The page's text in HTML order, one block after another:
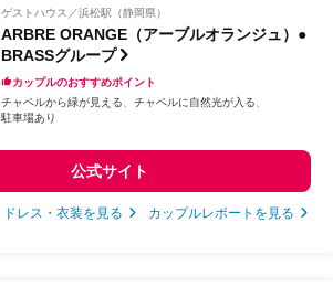
ゲストハウス 浜松駅（静岡県）
ARBRE ORANGE（アーブルオランジュ）●
BRASSグループ
カップルのおすすめポイント
チャペルから緑が見える
チャペルに自然光が入る
駐車場あり
公式サイト
ドレス・衣装を見る カップルレポートを見る